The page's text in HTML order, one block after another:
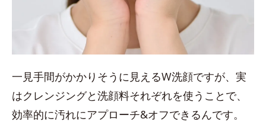
一見手間がかかりそうに見えるW洗顔ですが、実
はクレンジングと洗顔料それぞれを使うことで、
効率的に汚れにアプローチ&オフできるんです。